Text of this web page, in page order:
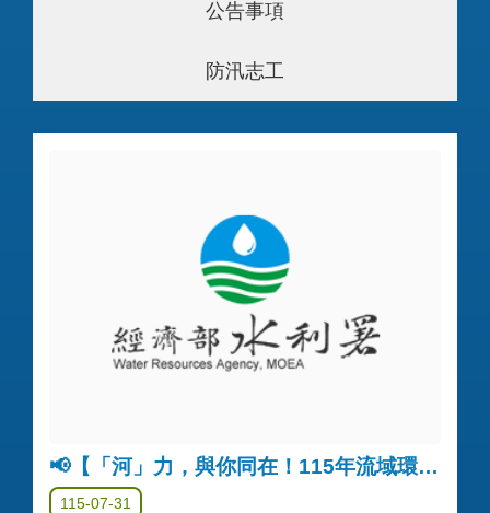
公告事項
防汛志工
📢【「河」力，與你同在！115年流域環境公私協力企劃募集】入選名單公告
115-07-31